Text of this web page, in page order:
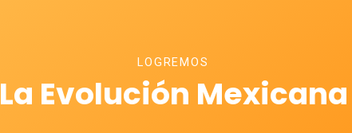
LOGREMOS
La Evolución Mexicana